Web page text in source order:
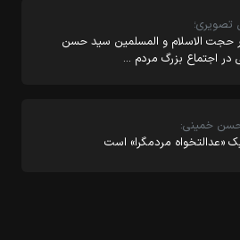
تصویری؛
الاسلام و المسلمین سید حسن
در اجتماع بزرگ مردم …
خمینی:
«عدالتخواه مردمگرا» است